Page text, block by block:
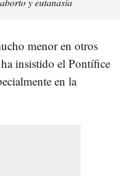
menor en otros
insistido el Pontífice
en la